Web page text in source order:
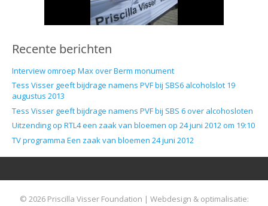
Recente berichten
Interview omroep Max over Berm monument
Tess Visser geeft bijdrage namens PVF bij SBS6 alcoholslot 19
augustus 2013
Tess Visser geeft bijdrage namens PVF bij SBS 6 over alcohosloten
Uitzending op RTL4 een zaak van bloemen op 24 juni 2012 om 19:10
TV programma Een zaak van bloemen 24 juni 2012
© 2026 Priscilla Visser Foundation | Webdesign & optimalisatie: